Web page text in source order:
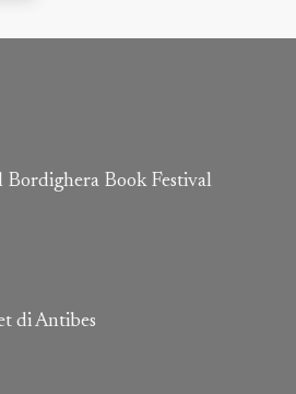
Bordighera Book Festival
di Antibes